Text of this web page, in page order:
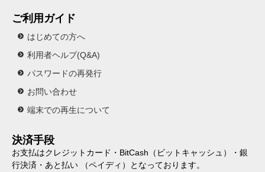
ご利用ガイド
はじめての方へ
利用者ヘルプ(Q&A)
パスワードの再発行
お問い合わせ
端末での再生について
決済手段
お支払はクレジットカード・BitCash（ビットキャッシュ）・銀
行決済・あと払い （ペイディ）となっております。